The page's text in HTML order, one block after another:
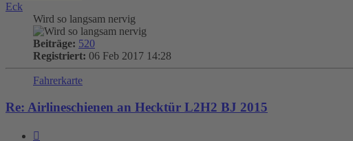
Eck
Wird so langsam nervig
Beiträge: 520
Registriert: 06 Feb 2017 14:28
Fahrerkarte
Re: Airlineschienen an Hecktür L2H2 BJ 2015